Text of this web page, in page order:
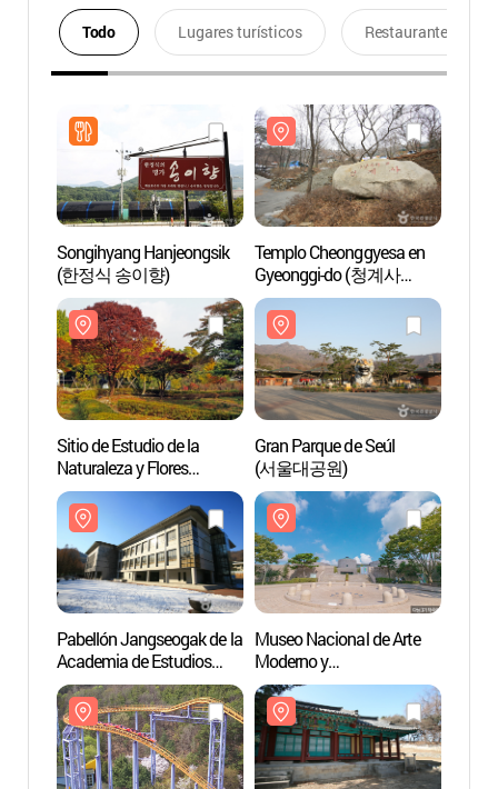
Todo Lugares turísticos Restaurantes
Songihyang Hanjeongsik
(한정식 송이향)
Templo Cheonggyesa en
Gyeonggi-do (청계사
(경기))
Sitio de Estudio de la
Naturaleza y Flores
Silvestres de Gwacheon
(과천야생화자연학습장)
Gran Parque de Seúl
(서울대공원)
Pabellón Jangseogak de la
Academia de Estudios
Coreanos
(한국학중앙연구원
한국학학술정보관.
장서각)
Museo Nacional de Arte
Moderno y
Contemporáneo en
Gwacheon [MMCA]
(국립현대미술관 과천)